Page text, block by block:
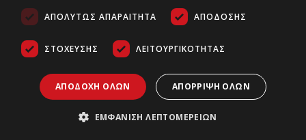
ΑΠΟΛΎΤΩΣ ΑΠΑΡΑΊΤΗΤΑ ΑΠΌΔΟΣΗΣ
ΣΤΌΧΕΥΣΗΣ ΛΕΙΤΟΥΡΓΙΚΌΤΗΤΑΣ
ΑΠΟΔΟΧΉ ΌΛΩΝ ΑΠΌΡΡΙΨΗ ΌΛΩΝ
ΕΜΦΆΝΙΣΗ ΛΕΠΤΟΜΕΡΕΙΏΝ